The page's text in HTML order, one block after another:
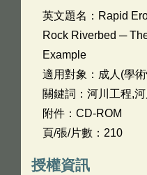
英文題名： Rapid
Rock Riverbed ─
Example
適用對象：成人(學
關鍵詞：河川工程,
附件：CD-ROM
頁/張/片數：210
授權資訊